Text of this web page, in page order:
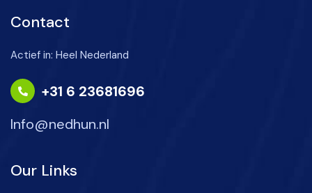
Contact
Actief in: Heel Nederland
+31 6 23681696
Info@nedhun.nl
Our Links